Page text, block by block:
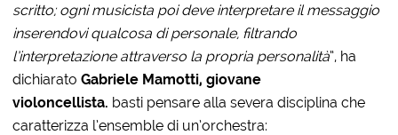
scritto; ogni musicista poideve interpretare il messaggio
inserendovi qualcosa di personale, filtrando
l’interpretazione attraverso la propria personalità”, ha
dichiaratoGabriele Mamotti, giovane
violoncellista. basti pensare alla severa disciplina che
caratterizza l’ensemble di un’orchestra: